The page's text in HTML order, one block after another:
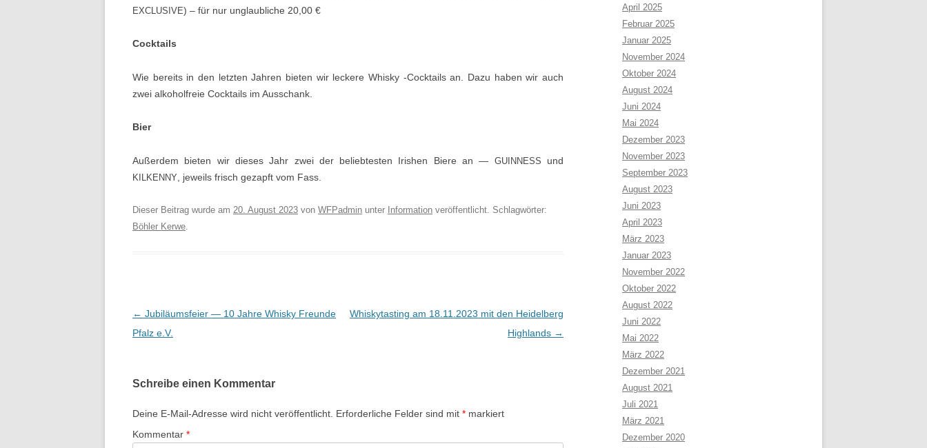
EXCLUSIVE) – für nur unglaubliche 20,00 €
Cocktails
Wie bere­its in den let­zten Jahren bieten wir leckere Whisky ‑Cock­tails an. Dazu haben wir auch
zwei alko­hol­freie Cock­tails im Ausschank.
Bier
Außer­dem bieten wir dieses Jahr zwei der beliebtesten Irishen Biere an — GUINNESS und
KILKENNY , jew­eils frisch gezapft vom Fass.
Dieser Beitrag wurde am 20. August 2023 von WFPadmin unter Information veröffentlicht. Schlagwörter:
Böhler Kerwe
Beitragsnavigation
← Jubiläumsfeier — 10 Jahre Whisky Freunde
Pfalz e.V.
Whiskytasting am 18.11.2023 mit den Heidelberg
Highlands →
Schreibe einen Kommentar
Deine E-Mail-Adresse wird nicht veröffentlicht. Erforderliche Felder sind mit * markiert
Kommentar *
April 2025
Februar 2025
Januar 2025
November 2024
Oktober 2024
August 2024
Juni 2024
Mai 2024
Dezember 2023
November 2023
September 2023
August 2023
Juni 2023
April 2023
März 2023
Januar 2023
November 2022
Oktober 2022
August 2022
Juni 2022
Mai 2022
März 2022
Dezember 2021
August 2021
Juli 2021
März 2021
Dezember 2020